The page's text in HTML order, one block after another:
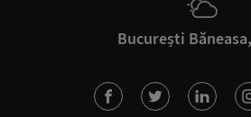
București